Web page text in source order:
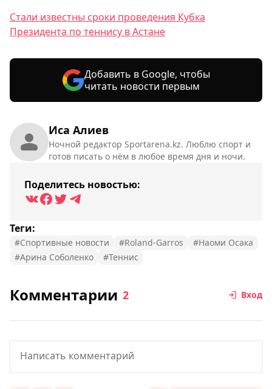
Иса Алиев
Ночной редактор Sportarena.kz. Люблю спорт и
готов писать о нём в любое время дня и ночи.
Поделитесь новостью:
Теги:
#Спортивные новости #Roland-Garros
#Наоми Осака
#Арина Соболенко
#Теннис
Стали известны сроки проведения Кубка
Президента по теннису в Астане
Добавить в Google, чтобы
читать новости первым
Комментарии 2 Вход